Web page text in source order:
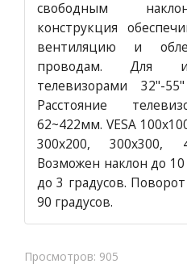
свободным
конструкция
вентиляцию и
проводам. Для
телевизорами 32"-
Расстояние
62~422мм. VESA
300x200, 300x300,
Возможен наклон до
до 3 градусов.
90 градусов.
Просмотров: 905